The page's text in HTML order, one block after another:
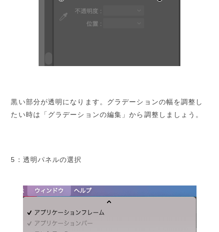
黒い部分が透明になります。グラデーションの幅を調整し
たい時は「グラデーションの編集」から調整しましょう。
5：透明パネルの選択